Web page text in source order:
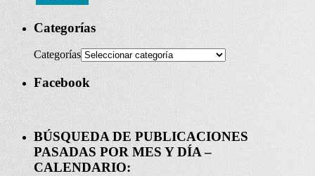
Categorías
Categorías
Facebook
BÚSQUEDA DE PUBLICACIONES
PASADAS POR MES Y DÍA –
CALENDARIO: